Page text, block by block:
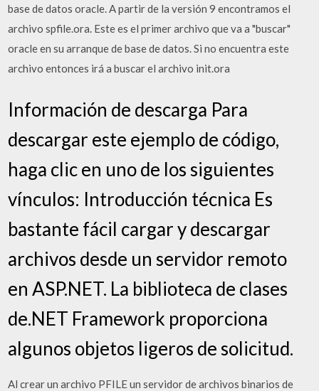
base de datos oracle. A partir de la versión 9 encontramos el
archivo spfile.ora. Este es el primer archivo que va a "buscar"
oracle en su arranque de base de datos. Si no encuentra este
archivo entonces irá a buscar el archivo init.ora
Información de descarga Para
descargar este ejemplo de código,
haga clic en uno de los siguientes
vínculos: Introducción técnica Es
bastante fácil cargar y descargar
archivos desde un servidor remoto
en ASP.NET. La biblioteca de clases
de.NET Framework proporciona
algunos objetos ligeros de solicitud.
Al crear un archivo PFILE un servidor de archivos binarios de